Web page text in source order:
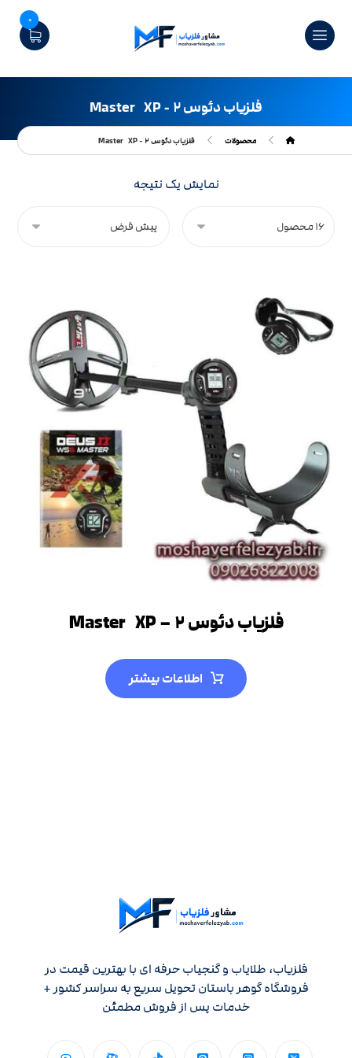
0
فلزیاب دئوس ۲ - Master XP
محصولات فلزیاب دئوس ۲ - Master XP
نمایش یک نتیجه
فلزیاب دئوس ۲ – Master XP
اطلاعات بیشتر
فلزیاب، طلایاب و گنجیاب حرفه ای با بهترین قیمت در
فروشگاه گوهر باستان تحویل سریع به سراسر کشور +
خدمات پس از فروش مطمئن